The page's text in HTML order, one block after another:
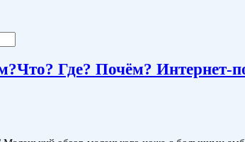
Что? Где? Почём? Интернет-